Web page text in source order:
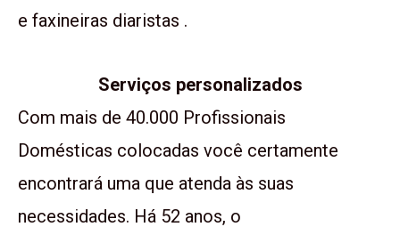
e faxineiras diaristas .
Serviços personalizados
Com mais de 40.000 Profissionais
Domésticas colocadas você certamente
encontrará uma que atenda às suas
necessidades. Há 52 anos, o